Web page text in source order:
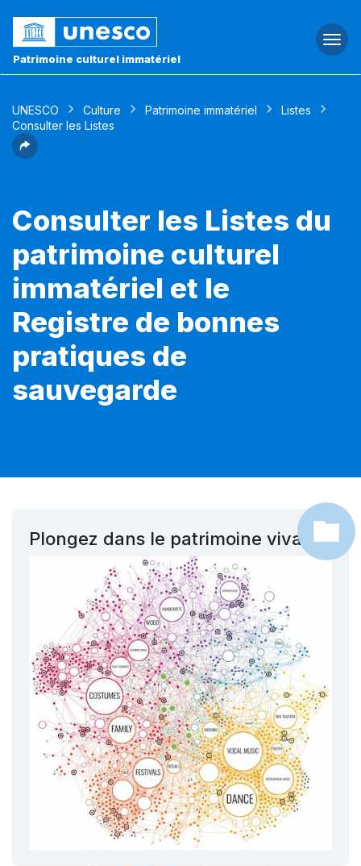
Patrimoine culturel immatériel
UNESCO Culture Patrimoine immatériel
Listes
Consulter les Listes
Consulter les Listes du
patrimoine culturel
immatériel et le
Registre de bonnes
pratiques de
sauvegarde
Plongez dans le patrimoine vivant !